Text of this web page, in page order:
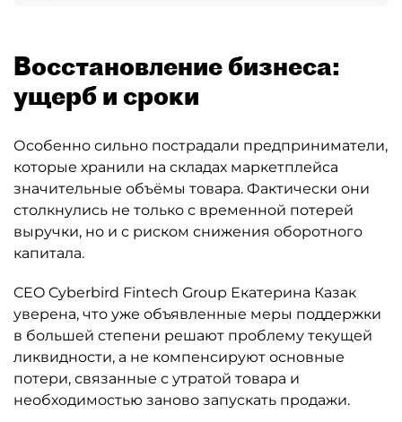
Восстановление бизнеса:
ущерб и сроки
Особенно сильно пострадали предприниматели,
которые хранили на складах маркетплейса
значительные объёмы товара. Фактически они
столкнулись не только с временной потерей
выручки, но и с риском снижения оборотного
капитала.
CEO Cyberbird Fintech Group Екатерина Казак
уверена, что уже объявленные меры поддержки
в большей степени решают проблему текущей
ликвидности, а не компенсируют основные
потери, связанные с утратой товара и
необходимостью заново запускать продажи.